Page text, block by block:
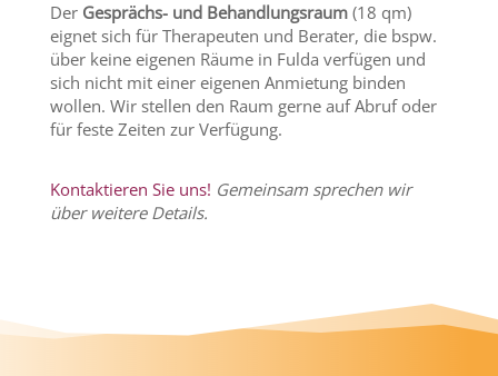
Der Gesprächs- und Behandlungsraum(18 qm)
eignet sich für Therapeuten und Berater, die bspw.
über keine eigenen Räume in Fulda verfügen und
sich nicht mit einer eigenen Anmietung binden
wollen. Wir stellen den Raum gerne auf Abruf oder
für feste Zeiten zur Verfügung.
Kontaktieren Sie uns! Gemeinsam sprechen wir
über weitere Details.